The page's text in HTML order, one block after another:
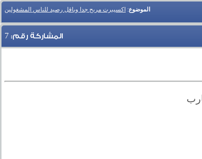
الموضوع: اكسيبرت مربح جدا وباقل رصيد للناس المشغولين
المشاركة رقم: 7